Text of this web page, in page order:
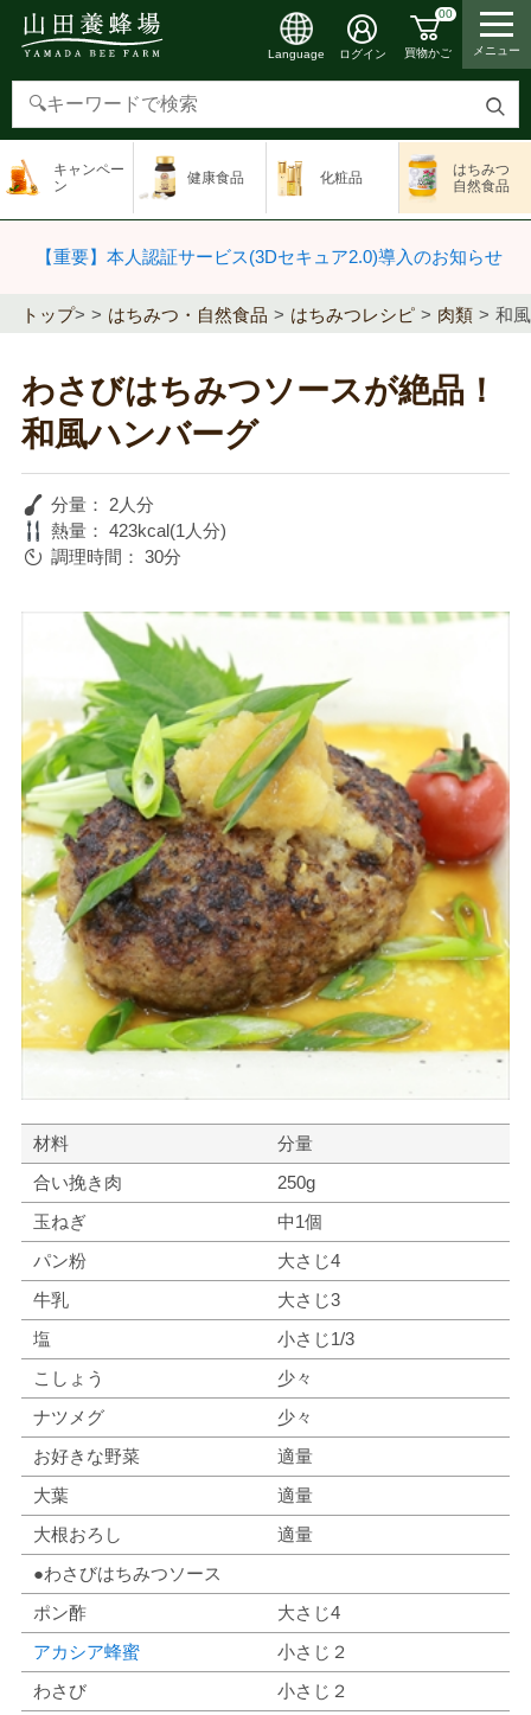
検
す
Language ログイン
00
買物かご メニュー
キャンペー
ン
健康食品 化粧品
はちみつ
自然食品
【重要】本人認証サービス(3Dセキュア2.0)導入のお知らせ
トップ> はちみつ・自然食品 はちみつレシピ 肉類 和
わさびはちみつソースが絶品！
和風ハンバーグ
分量：
2人分
熱量： 423kcal(1人分)
調理時間： 30分
材料
分量
合い挽き肉
250g
玉ねぎ
中1個
パン粉
大さじ4
牛乳
大さじ3
塩
小さじ1/3
こしょう
少々
ナツメグ
少々
お好きな野菜
適量
大葉
適量
大根おろし
適量
●わさびはちみつソース
ポン酢
大さじ4
アカシア蜂蜜
小さじ２
わさび
小さじ２